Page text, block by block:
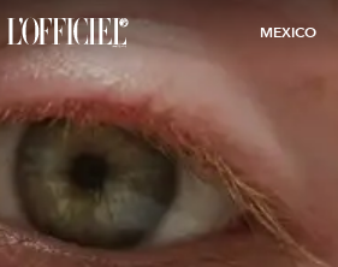
MEXICO